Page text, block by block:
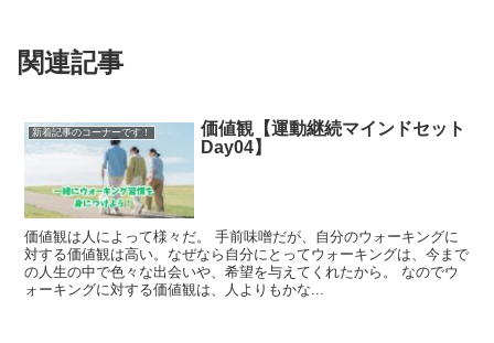
関連記事
新着記事のコーナーです！
価値観【運動継続マインドセット
Day04】
価値観は人によって様々だ。 手前味噌だが、自分のウォーキングに
対する価値観は高い。なぜなら自分にとってウォーキングは、今まで
の人生の中で色々な出会いや、希望を与えてくれたから。 なのでウ
ォーキングに対する価値観は、人よりもかな...